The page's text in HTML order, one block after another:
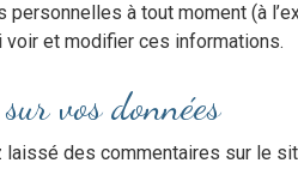
à tout moment (à
et modifier ces informations.
vos données
des commentaires sur le